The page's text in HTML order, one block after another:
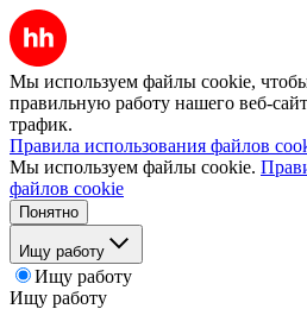
Мы используем файлы cookie,
правильную работу нашего веб-
трафик.
Правила использования файлов
Мы используем файлы cookie.
файлов cookie
Понятно
Ищу работу
Ищу работу
Ищу работу